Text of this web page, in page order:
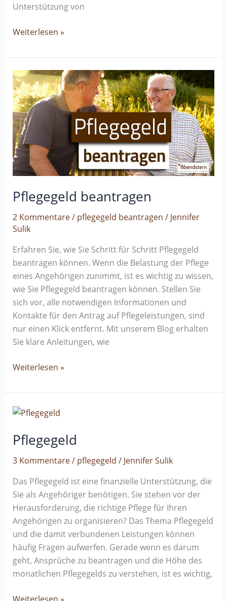
Unterstützung von
Weiterlesen »
Pflegegeld beantragen
2 Kommentare/ pflegegeld beantragen / Jennifer
Sulik
Erfahren Sie, wie Sie Schritt für Schritt Pflegegeld
beantragen können. Wenn die Belastung der Pflege
eines Angehörigen zunimmt, ist es wichtig zu wissen,
wie Sie Pflegegeld beantragen können. Stellen Sie
sich vor, alle notwendigen Informationen und
Kontakte für den Antrag auf Pflegeleistungen, sind
nur einen Klick entfernt. Mit unserem Blog erhalten
Sie klare Anleitungen, wie
Pflegegeld
beantragen
Weiterlesen »
Pflegegeld
3 Kommentare/ pflegegeld / Jennifer Sulik
Das Pflegegeld ist eine finanzielle Unterstützung, die
Sie als Angehöriger benötigen. Sie stehen vor der
Herausforderung, die richtige Pflege für Ihren
Angehörigen zu organisieren? Das Thema Pflegegeld
und die damit verbundenen Leistungen können
häufig Fragen aufwerfen. Gerade wenn es darum
geht, Ansprüche zu beantragen und die Höhe des
monatlichen Pflegegelds zu verstehen, ist es wichtig,
Pflegegeld